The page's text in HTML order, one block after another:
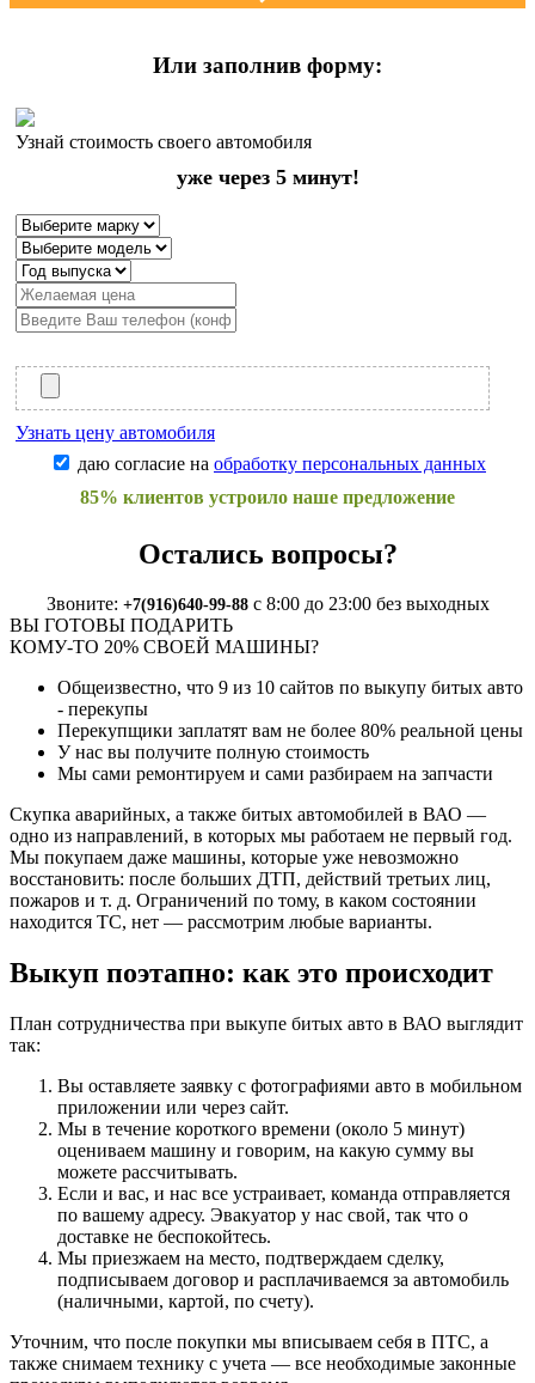
Или заполнив форму:
Узнай стоимость своего автомобиля
уже через 5 минут!
Узнать цену автомобиля
даю согласие на обработку персональных данных
85% клиентов устроило наше предложение
Остались вопросы?
Звоните: +7(916)640-99-88с 8:00 до 23:00 без выходных
ВЫ ГОТОВЫ ПОДАРИТЬ
КОМУ-ТО 20% СВОЕЙ МАШИНЫ?
Общеизвестно, что 9 из 10 сайтов по выкупу битых авто
- перекупы
Перекупщики заплатят вам не более 80% реальной цены
У нас вы получите полную стоимость
Мы сами ремонтируем и сами разбираем на запчасти
Скупка аварийных, а также битых автомобилей в ВАО —
одно из направлений, в которых мы работаем не первый год.
Мы покупаем даже машины, которые уже невозможно
восстановить: после больших ДТП, действий третьих лиц,
пожаров и т. д. Ограничений по тому, в каком состоянии
находится ТС, нет — рассмотрим любые варианты.
Выкуп поэтапно: как это происходит
План сотрудничества при выкупе битых авто в ВАО выглядит
так:
Вы оставляете заявку с фотографиями авто в мобильном
приложении или через сайт.
Мы в течение короткого времени (около 5 минут)
оцениваем машину и говорим, на какую сумму вы
можете рассчитывать.
Если и вас, и нас все устраивает, команда отправляется
по вашему адресу. Эвакуатор у нас свой, так что о
доставке не беспокойтесь.
Мы приезжаем на место, подтверждаем сделку,
подписываем договор и расплачиваемся за автомобиль
(наличными, картой, по счету).
Уточним, что после покупки мы вписываем себя в ПТС, а
также снимаем технику с учета — все необходимые законные